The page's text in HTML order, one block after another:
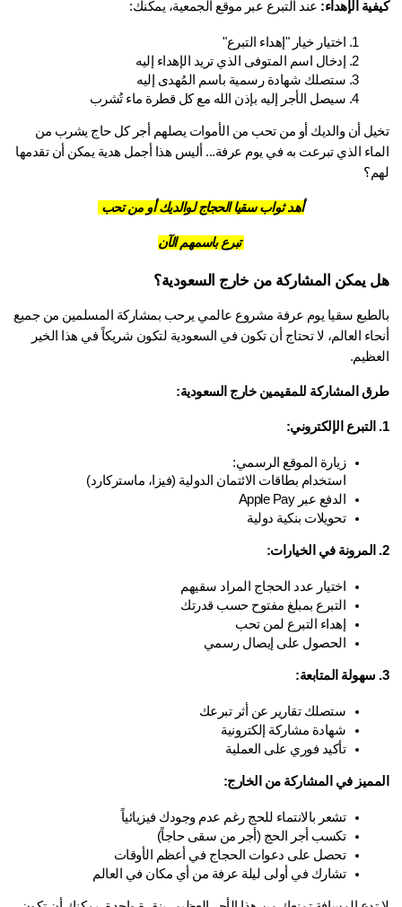
الإهداء: عند التبرع عبر موقع الجمعية، يمكنك:
اختيار خيار "إهداء التبرع"
إدخال اسم المتوفى الذي تريد الإهداء إليه
ستصلك شهادة رسمية باسم المُهدى إليه
سيصل الأجر إليه بإذن الله مع كل قطرة ماء تُشرب
تخيل أن والديك أو من تحب من الأموات يصلهم أجر كل حاج يشرب من
الماء الذي تبرعت به في يوم عرفة... أليس هذا أجمل هدية يمكن أن تقدمها
أهد ثواب سقيا الحجاج لوالديك أو من تحب
تبرع باسمهم الآن
يمكن المشاركة من خارج السعودية؟
سقيا يوم عرفة
مشروع عالمي يرحب بمشاركة المسلمين من جميع
أنحاء العالم، لا تحتاج أن تكون في السعودية لتكون شريكاً في هذا الخير
المشاركة للمقيمين خارج السعودية:
زيارة الموقع الرسمي:
استخدام بطاقات الائتمان الدولية (فيزا، ماستركارد)
الدفع عبر Apple Pay
تحويلات بنكية دولية
اختيار عدد الحجاج المراد سقيهم
التبرع بمبلغ مفتوح حسب قدرتك
إهداء التبرع لمن تحب
الحصول على إيصال رسمي
ستصلك تقارير عن أثر تبرعك
شهادة مشاركة إلكترونية
تأكيد فوري على العملية
في المشاركة من الخارج:
تشعر بالانتماء للحج رغم عدم وجودك فيزيائياً
تكسب أجر الحج (أجر من سقى حاجاً)
تحصل على دعوات الحجاج في أعظم الأوقات
تشارك في أولى ليلة عرفة من أي مكان في العالم